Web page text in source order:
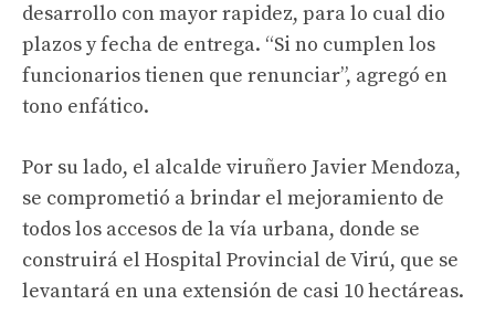
desarrollo con mayor rapidez, para lo cual dio
plazos y fecha de entrega. “Si no cumplen los
funcionarios tienen que renunciar”, agregó en
tono enfático.
Por su lado, el alcalde viruñero Javier Mendoza,
se comprometió a brindar el mejoramiento de
todos los accesos de la vía urbana, donde se
construirá el Hospital Provincial de Virú, que se
levantará en una extensión de casi 10 hectáreas.